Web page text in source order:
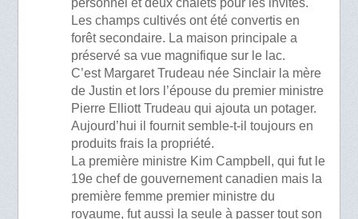
personnel et deux chalets pour les invités.
Les champs cultivés ont été convertis en
forêt secondaire. La maison principale a
préservé sa vue magnifique sur le lac.
C’est Margaret Trudeau née Sinclair la mère
de Justin et lors l’épouse du premier ministre
Pierre Elliott Trudeau qui ajouta un potager.
Aujourd’hui il fournit semble-t-il toujours en
produits frais la propriété.
La première ministre Kim Campbell, qui fut le
19e chef de gouvernement canadien mais la
première femme premier ministre du
royaume, fut aussi la seule à passer tout son